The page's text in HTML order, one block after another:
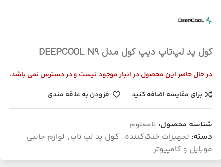
کول پد لپ‌تاپ دیپ کول مدل DEEPCOOL N9
در حال حاضر این محصول در انبار موجود نیست و در دسترس نمی باشد.
برای مقایسه اضافه کنید
افزودن به علاقه مندی
شناسه محصول: نامعلوم
دسته: تجهیزات خنک‌کننده, کول پد لپ تاپ, لوازم جانبی
موبایل و کامپیوتر